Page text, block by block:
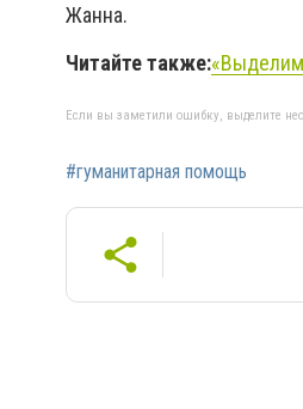
Жанна.
Читайте также:
Если вы заметили ошибку, выделите
#гуманитарная помощь